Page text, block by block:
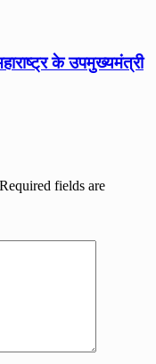
के उपमुख्यमंत्री
Required fields are